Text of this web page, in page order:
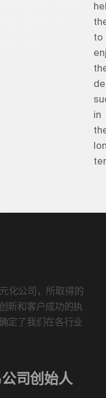
to
in
化公司，所取得的
新和客户成功的执
定了我们在各行业
司创始人